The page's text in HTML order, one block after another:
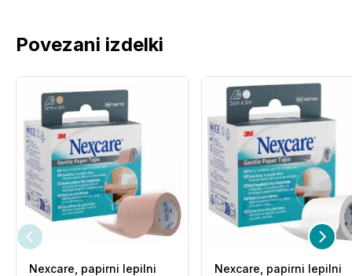
Povezani izdelki
Nexcare, papirni lepilni
Nexcare, papirni lepilni